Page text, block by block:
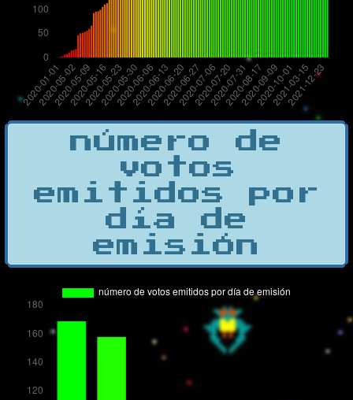
número de
votos
emitidos por
día de
emisión